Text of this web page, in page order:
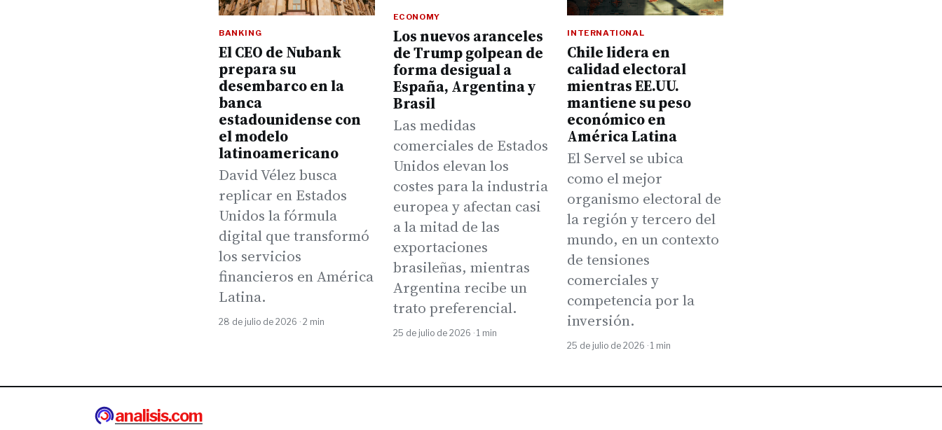
BANKING
El CEO de Nubank
prepara su
desembarco en la
banca
estadounidense con
el modelo
latinoamericano
David Vélez busca
replicar en Estados
Unidos la fórmula
digital que transformó
los servicios
financieros en América
Latina.
28 de julio de 2026 · 2 min
ECONOMY
Los nuevos aranceles
de Trump golpean de
forma desigual a
España, Argentina y
Brasil
Las medidas
comerciales de Estados
Unidos elevan los
costes para la industria
europea y afectan casi
a la mitad de las
exportaciones
brasileñas, mientras
Argentina recibe un
trato preferencial.
25 de julio de 2026 · 1 min
INTERNATIONAL
Chile lidera en
calidad electoral
mientras EE.UU.
mantiene su peso
económico en
América Latina
El Servel se ubica
como el mejor
organismo electoral de
la región y tercero del
mundo, en un contexto
de tensiones
comerciales y
competencia por la
inversión.
25 de julio de 2026 · 1 min
analisis.com